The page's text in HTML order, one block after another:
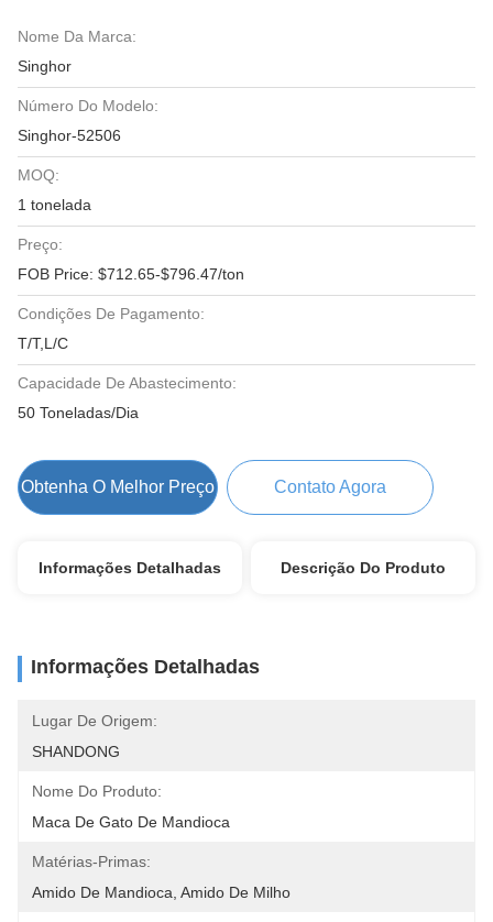
Nome Da Marca:
Singhor
Número Do Modelo:
Singhor-52506
MOQ:
1 tonelada
Preço:
FOB Price: $712.65-$796.47/ton
Condições De Pagamento:
T/T,L/C
Capacidade De Abastecimento:
50 Toneladas/Dia
Obtenha O Melhor Preço Contato Agora
Informações Detalhadas Descrição Do Produto
Informações Detalhadas
Lugar De Origem:
SHANDONG
Nome Do Produto:
Maca De Gato De Mandioca
Matérias-Primas:
Amido De Mandioca, Amido De Milho